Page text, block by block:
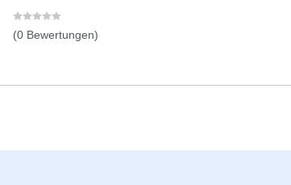
(0 Bewertungen)